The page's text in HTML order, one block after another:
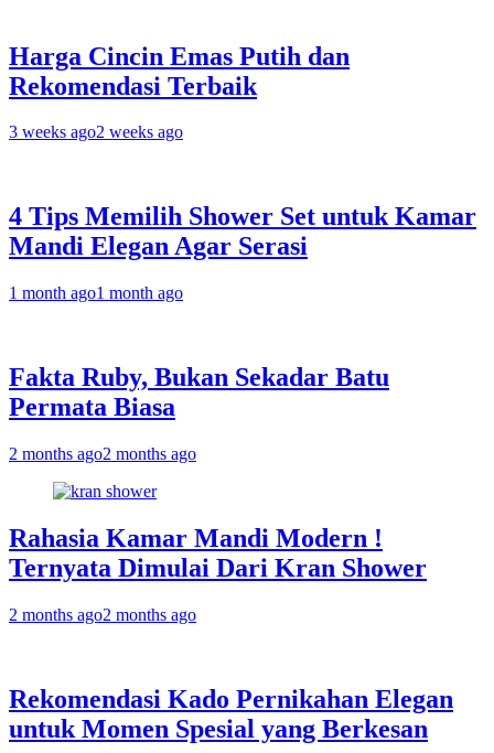
Harga Cincin Emas Putih dan
Rekomendasi Terbaik
3 weeks ago2 weeks ago
4 Tips Memilih Shower Set untuk Kamar
Mandi Elegan Agar Serasi
1 month ago1 month ago
Fakta Ruby, Bukan Sekadar Batu
Permata Biasa
2 months ago2 months ago
Rahasia Kamar Mandi Modern !
Ternyata Dimulai Dari Kran Shower
2 months ago2 months ago
Rekomendasi Kado Pernikahan Elegan
untuk Momen Spesial yang Berkesan